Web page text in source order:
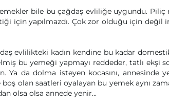
bile bu çağdaş evliliğe uygundu.
için yapılmazdı. Çok zor olduğu için değil
evlilikteki kadın kendine bu kadar
bu yemeği yapmayı reddeder, tatlı ekşi
Ya da dolma isteyen kocasını, annesinde
boş olan saatleri oyalayan bu yemek aynı
olsa olsa annede yenir...